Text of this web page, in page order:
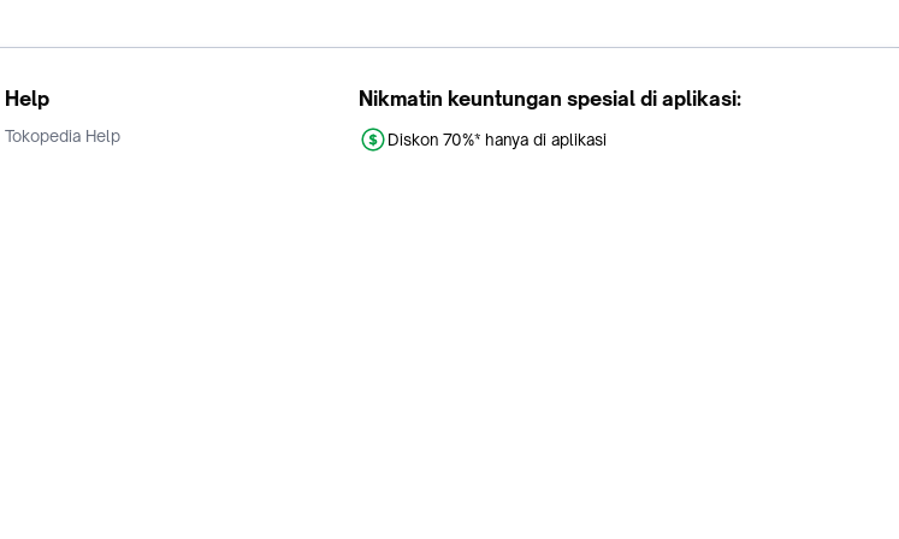
Help
Tokopedia Help
Nikmatin keuntungan spesial di aplikasi:
Diskon 70%* hanya di aplikasi